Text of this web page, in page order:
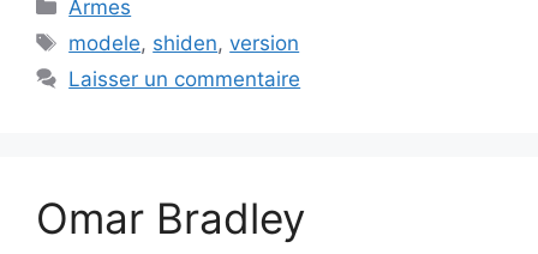
Armes
Étiquettes
modele, shiden,version
Laisser un commentaire
Omar Bradley